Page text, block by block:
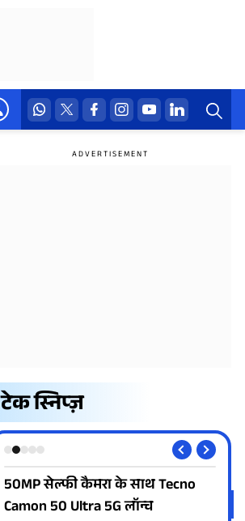
टेक स्निप्ज़
50MP सेल्फी कैमरा के साथ Tecno
Camon 50 Ultra 5G लॉन्च